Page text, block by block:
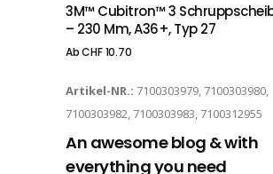
3M™ Cubitron™ 3
– 230 Mm, A36+, Typ 27
AbCHF10.70
Artikel-NR.: 7100303979, 7100303980,
7100303982, 7100303983, 7100312955
An awesome blog & with
everything you need